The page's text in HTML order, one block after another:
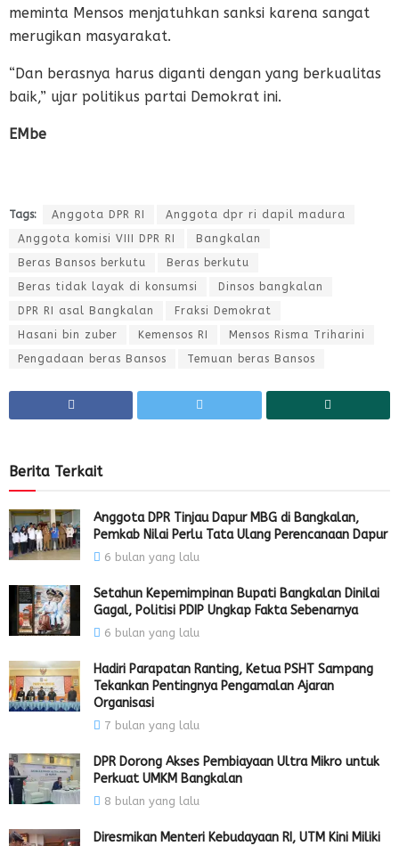
meminta Mensos menjatuhkan sanksi karena sangat
merugikan masyarakat.
“Dan berasnya harus diganti dengan yang berkualitas
baik,” ujar politikus partai Demokrat ini.
EMbe
Tags: Anggota DPR RI
Anggota dpr ri dapil madura
Anggota komisi VIII DPR RI
Bangkalan
Beras Bansos berkutu
Beras berkutu
Beras tidak layak di konsumsi
Dinsos bangkalan
DPR RI asal Bangkalan
Fraksi Demokrat
Hasani bin zuber
Kemensos RI
Mensos Risma Triharini
Pengadaan beras Bansos
Temuan beras Bansos
Berita Terkait
Anggota DPR Tinjau Dapur MBG di Bangkalan,
Pemkab Nilai Perlu Tata Ulang Perencanaan Dapur
6 bulan yang lalu
Setahun Kepemimpinan Bupati Bangkalan Dinilai
Gagal, Politisi PDIP Ungkap Fakta Sebenarnya
6 bulan yang lalu
Hadiri Parapatan Ranting, Ketua PSHT Sampang
Tekankan Pentingnya Pengamalan Ajaran
Organisasi
7 bulan yang lalu
DPR Dorong Akses Pembiayaan Ultra Mikro untuk
Perkuat UMKM Bangkalan
8 bulan yang lalu
Diresmikan Menteri Kebudayaan RI, UTM Kini Miliki